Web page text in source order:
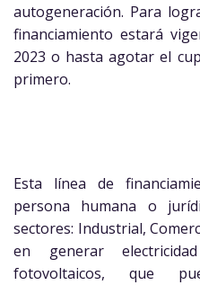
autogeneración. Para
financiamiento estará
2023 o hasta agotar el
primero.
Esta línea de
persona humana o
sectores: Industrial,
en generar
fotovoltaicos, que